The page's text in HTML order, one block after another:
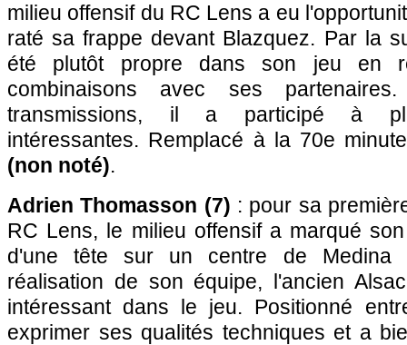
milieu offensif du RC Lens a eu
raté sa frappe devant Blazquez. Par la
été plutôt propre dans son jeu en
combinaisons avec ses
transmissions, il a participé à
intéressantes. Remplacé à la 70e
(non noté).
Adrien Thomasson (7) : pour sa
RC Lens, le milieu offensif a marqué
d'une tête sur un centre de Medina
réalisation de son équipe, l'ancien
intéressant dans le jeu. Positionné
exprimer ses qualités techniques et a